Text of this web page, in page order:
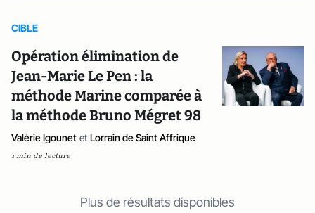
CIBLE
Opération élimination de
Jean-Marie Le Pen : la
méthode Marine comparée à
la méthode Bruno Mégret 98
Valérie Igounet et Lorrain de Saint Affrique
1 min de lecture
Plus de résultats disponibles